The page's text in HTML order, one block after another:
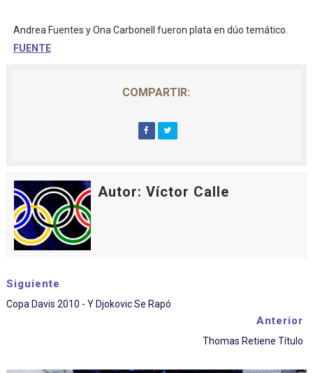
Andrea Fuentes y Ona Carbonell fueron plata en dúo temático.
FUENTE
COMPARTIR:
Autor: Víctor Calle
Siguiente
Copa Davis 2010 - Y Djokovic Se Rapó
Anterior
Thomas Retiene Título